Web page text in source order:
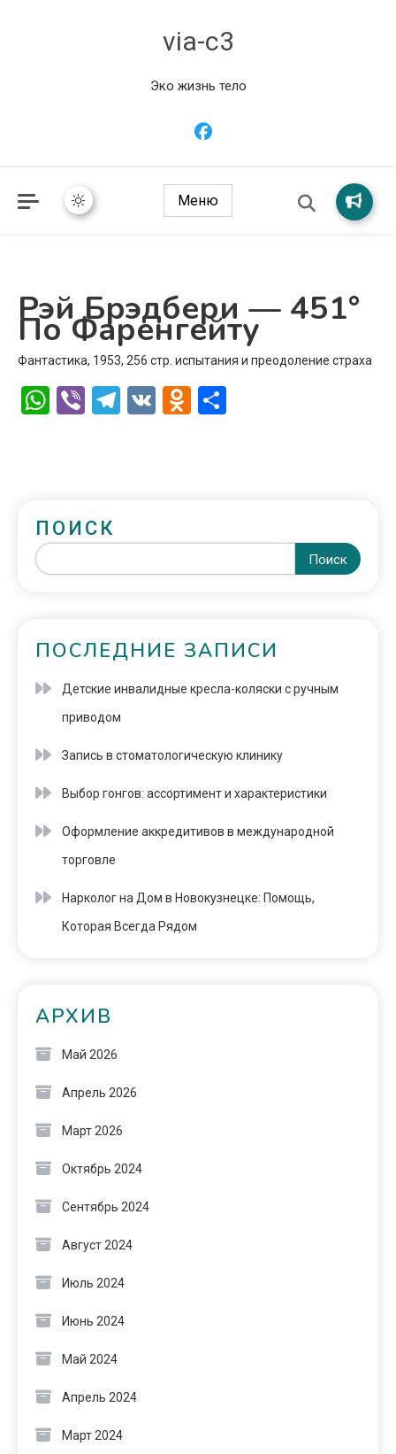
via-c3
Эко жизнь тело
Меню
Рэй Брэдбери — 451°
По Фаренгейту
Фантастика, 1953, 256 стр. испытания и преодоление страха
WhatsApp
ViberTelegram
VK Odnoklassniki
ПОИСК
Поиск
ПОСЛЕДНИЕ ЗАПИСИ
Детские инвалидные кресла-коляски с ручным
приводом
Запись в стоматологическую клинику
Выбор гонгов: ассортимент и характеристики
Оформление аккредитивов в международной
торговле
Нарколог на Дом в Новокузнецке: Помощь,
Которая Всегда Рядом
АРХИВ
Май 2026
Апрель 2026
Март 2026
Октябрь 2024
Сентябрь 2024
Август 2024
Июль 2024
Июнь 2024
Май 2024
Апрель 2024
Март 2024